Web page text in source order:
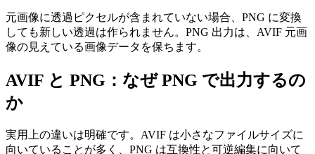
元画像に透過ピクセルが含まれていない場合、PNG に変換
しても新しい透過は作られません。PNG 出力は、AVIF 元画
像の見えている画像データを保ちます。
AVIF と PNG：なぜ PNG で出力するの
か
実用上の違いは明確です。AVIF は小さなファイルサイズに
向いていることが多く、PNG は互換性と可逆編集に向いて